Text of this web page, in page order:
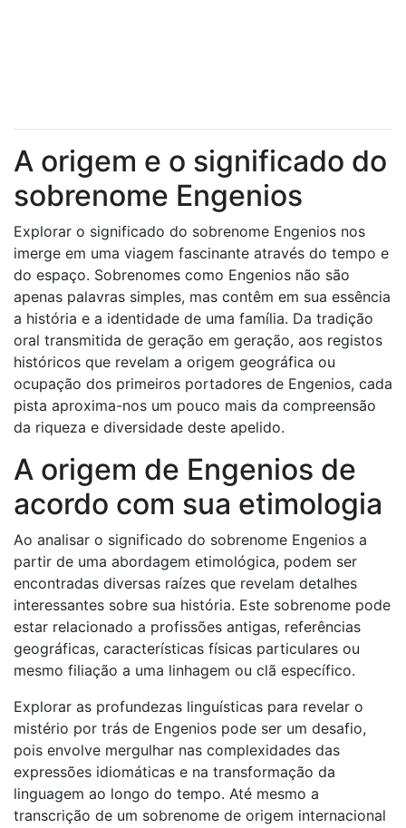
A origem e o significado do
sobrenome Engenios
Explorar o significado do sobrenome Engenios nos
imerge em uma viagem fascinante através do tempo e
do espaço. Sobrenomes como Engenios não são
apenas palavras simples, mas contêm em sua essência
a história e a identidade de uma família. Da tradição
oral transmitida de geração em geração, aos registos
históricos que revelam a origem geográfica ou
ocupação dos primeiros portadores de Engenios, cada
pista aproxima-nos um pouco mais da compreensão
da riqueza e diversidade deste apelido.
A origem de Engenios de
acordo com sua etimologia
Ao analisar o significado do sobrenome Engenios a
partir de uma abordagem etimológica, podem ser
encontradas diversas raízes que revelam detalhes
interessantes sobre sua história. Este sobrenome pode
estar relacionado a profissões antigas, referências
geográficas, características físicas particulares ou
mesmo filiação a uma linhagem ou clã específico.
Explorar as profundezas linguísticas para revelar o
mistério por trás de Engenios pode ser um desafio,
pois envolve mergulhar nas complexidades das
expressões idiomáticas e na transformação da
linguagem ao longo do tempo. Até mesmo a
transcrição de um sobrenome de origem internacional